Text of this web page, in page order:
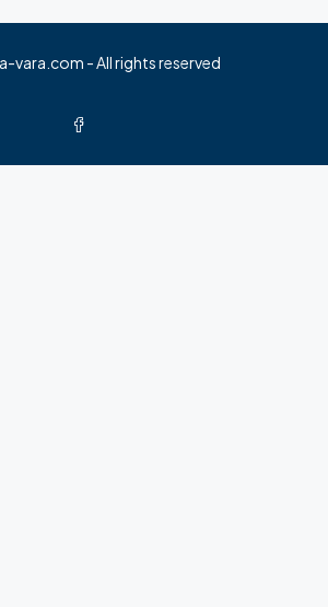
vara.com - All rights reserved